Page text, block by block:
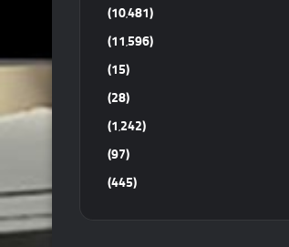
(10٬481)
(11٬596)
(15)
(28)
(1٬242)
(97)
(445)